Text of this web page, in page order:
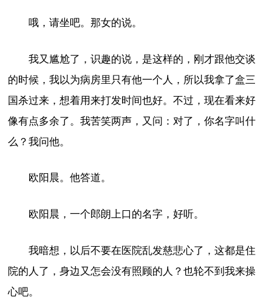
哦，请坐吧。那女的说。
我又尴尬了，识趣的说，是这样的，刚才跟他交谈
的时候，我以为病房里只有他一个人，所以我拿了盒三
国杀过来，想着用来打发时间也好。不过，现在看来好
像有点多余了。我苦笑两声，又问：对了，你名字叫什
么？我问他。
欧阳晨。他答道。
欧阳晨，一个郎朗上口的名字，好听。
我暗想，以后不要在医院乱发慈悲心了，这都是住
院的人了，身边又怎会没有照顾的人？也轮不到我来操
心吧。